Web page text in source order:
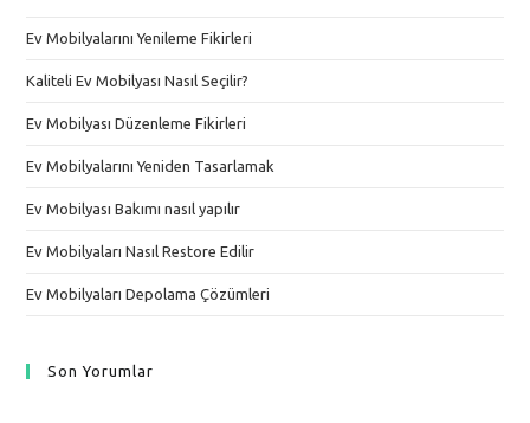
Ev Mobilyalarını Yenileme Fikirleri
Kaliteli Ev Mobilyası Nasıl Seçilir?
Ev Mobilyası Düzenleme Fikirleri
Ev Mobilyalarını Yeniden Tasarlamak
Ev Mobilyası Bakımı nasıl yapılır
Ev Mobilyaları Nasıl Restore Edilir
Ev Mobilyaları Depolama Çözümleri
Son Yorumlar